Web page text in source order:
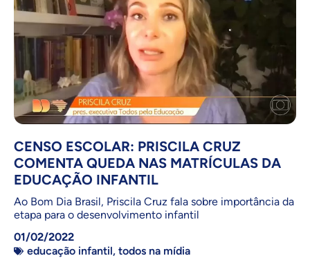
CENSO ESCOLAR: PRISCILA CRUZ
COMENTA QUEDA NAS MATRÍCULAS DA
EDUCAÇÃO INFANTIL
Ao Bom Dia Brasil, Priscila Cruz fala sobre importância da
etapa para o desenvolvimento infantil
01/02/2022
educação infantil, todos na mídia